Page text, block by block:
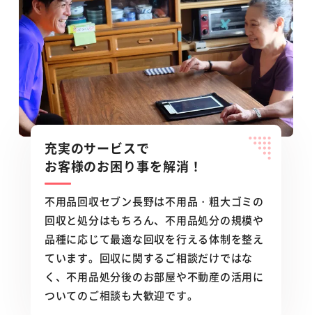
充実のサービスで
お客様のお困り事を解消！
不用品回収セブン長野は不用品・粗大ゴミの
回収と処分はもちろん、不用品処分の規模や
品種に応じて最適な回収を行える体制を整え
ています。回収に関するご相談だけではな
く、不用品処分後のお部屋や不動産の活用に
ついてのご相談も大歓迎です。